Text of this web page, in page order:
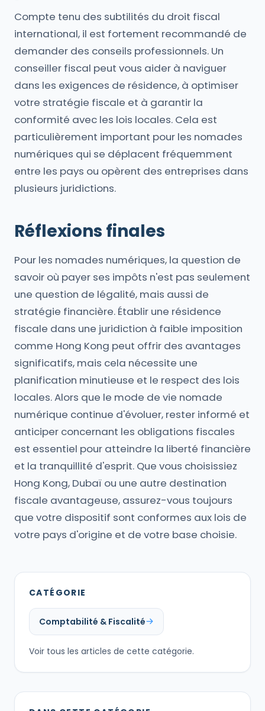
Compte tenu des subtilités du droit fiscal
international, il est fortement recommandé de
demander des conseils professionnels. Un
conseiller fiscal peut vous aider à naviguer
dans les exigences de résidence, à optimiser
votre stratégie fiscale et à garantir la
conformité avec les lois locales. Cela est
particulièrement important pour les nomades
numériques qui se déplacent fréquemment
entre les pays ou opèrent des entreprises dans
plusieurs juridictions.
Réflexions finales
Pour les nomades numériques, la question de
savoir où payer ses impôts n'est pas seulement
une question de légalité, mais aussi de
stratégie financière. Établir une résidence
fiscale dans une juridiction à faible imposition
comme Hong Kong peut offrir des avantages
significatifs, mais cela nécessite une
planification minutieuse et le respect des lois
locales. Alors que le mode de vie nomade
numérique continue d'évoluer, rester informé et
anticiper concernant les obligations fiscales
est essentiel pour atteindre la liberté financière
et la tranquillité d'esprit. Que vous choisissiez
Hong Kong, Dubaï ou une autre destination
fiscale avantageuse, assurez-vous toujours
que votre dispositif sont conformes aux lois de
votre pays d'origine et de votre base choisie.
CATÉGORIE
Comptabilité & Fiscalité
Voir tous les articles de cette catégorie.